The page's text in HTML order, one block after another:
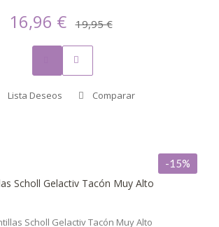
16,96 € 19,95 €
Lista Deseos Comparar
Scholl Gelactiv Tacón Muy Alto
-15%